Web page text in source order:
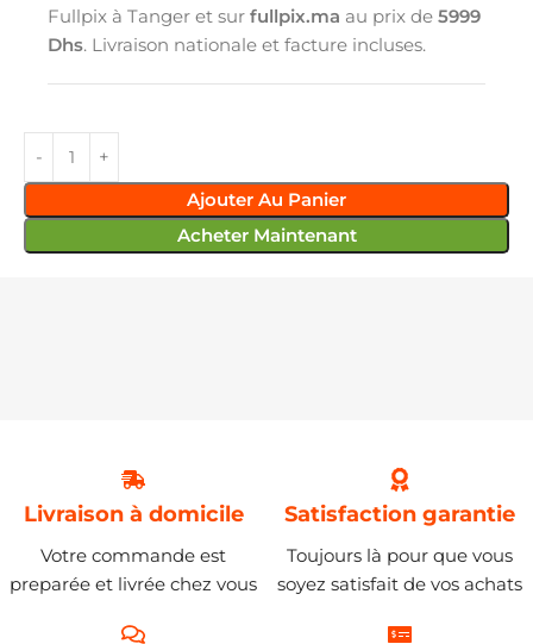
Fullpix à Tanger et sur fullpix.ma au prix de 5999
Dhs. Livraison nationale et facture incluses.
Ajouter Au Panier
Acheter Maintenant
Livraison à domicile
Votre commande est
preparée et livrée chez vous
Satisfaction garantie
Toujours là pour que vous
soyez satisfait de vos achats